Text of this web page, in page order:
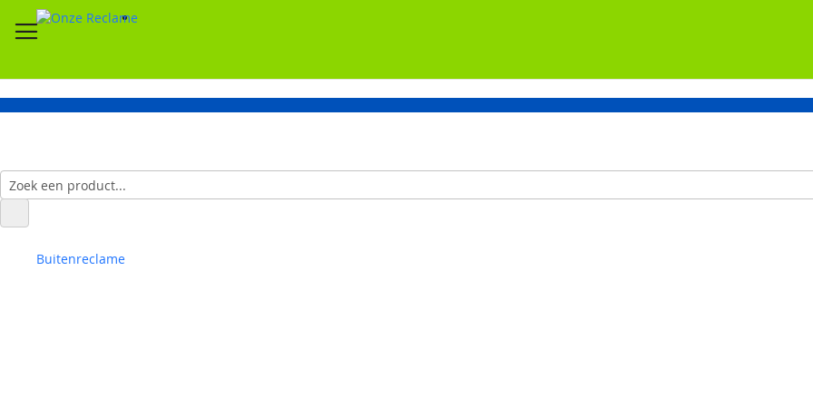
Buitenreclame